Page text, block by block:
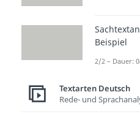
Beispiel
2/2 – Dauer:
Textarten Deutsch
Rede- und